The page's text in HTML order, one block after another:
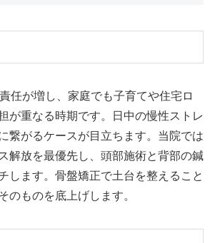
任が増し、家庭でも子育てや住宅ロ
が重なる時期です。日中の慢性ストレ
繋がるケースが目立ちます。当院では
解放を最優先し、頭部施術と背部の鍼
します。骨盤矯正で土台を整えること
のものを底上げします。